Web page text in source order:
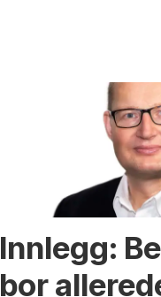
Innlegg:
bor